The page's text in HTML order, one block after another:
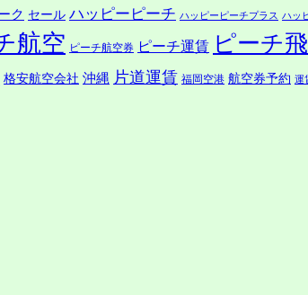
ク セール ハッピーピーチ ハッピーピーチプラス ハッ
航空 ピーチ航空券 ピーチ運賃 ピーチ
格安航空会社 沖縄 片道運賃 福岡空港 航空券予約 運